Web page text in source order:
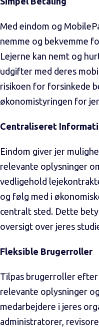
Med eindom og
nemme og bekvemme
Lejerne kan nemt og
udgifter med deres
risikoen for forsinkede
økonomistyringen for
Centraliseret
Eindom giver jer
relevante oplysninger
vedligehold
og følg med i
centralt sted. Dette
oversigt over jeres
Fleksible Brugerroller
Tilpas brugerroller efter
relevante oplysninger
medarbejdere i jeres
administratorer,